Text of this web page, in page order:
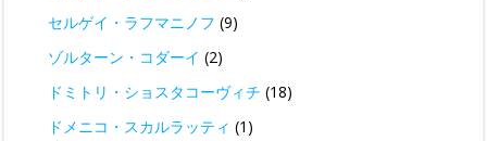
セルゲイ・ラフマニノフ (9)
ゾルターン・コダーイ (2)
ドミトリ・ショスタコーヴィチ (18)
ドメニコ・スカルラッティ (1)